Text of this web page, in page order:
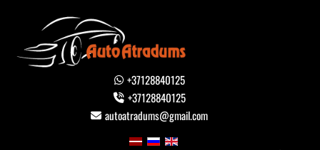
+37128840125
+37128840125
autoatradums@gmail.com